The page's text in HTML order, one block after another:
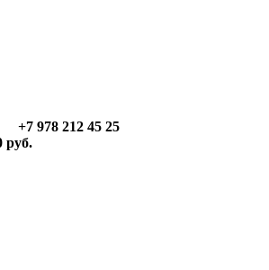
978 212 45 25
руб.